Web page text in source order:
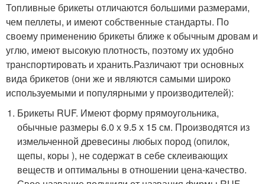
Топливные брикеты отличаются большими размерами,
чем пеллеты, и имеют собственные стандарты. По
своему применению брикеты ближе к обычным дровам и
углю, имеют высокую плотность, поэтому их удобно
транспортировать и хранить.Различают три основных
вида брикетов (они же и являются самыми широко
используемыми и популярными у производителей):
Брикеты RUF. Имеют форму прямоугольника,
обычные размеры 6.0 х 9.5 х 15 см. Производятся из
измельченной древесины любых пород (опилок,
щепы, коры ), не содержат в себе склеивающих
веществ и оптимальны в отношении цена-качество.